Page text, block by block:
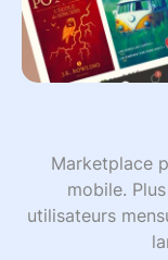
Marketplace
mobile.
utilisateurs